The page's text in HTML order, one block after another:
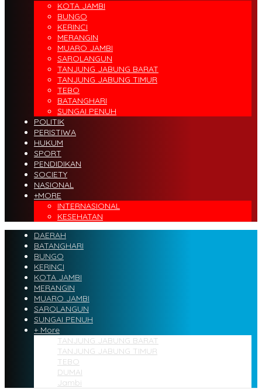
KOTA JAMBI
BUNGO
KERINCI
MERANGIN
MUARO JAMBI
SAROLANGUN
TANJUNG JABUNG BARAT
TANJUNG JABUNG TIMUR
TEBO
BATANGHARI
SUNGAI PENUH
POLITIK
PERISTIWA
HUKUM
SPORT
PENDIDIKAN
SOCIETY
NASIONAL
+MORE
INTERNASIONAL
KESEHATAN
DAERAH
BATANGHARI
BUNGO
KERINCI
KOTA JAMBI
MERANGIN
MUARO JAMBI
SAROLANGUN
SUNGAI PENUH
+ More
TANJUNG JABUNG BARAT
TANJUNG JABUNG TIMUR
TEBO
DUMAI
Jambi